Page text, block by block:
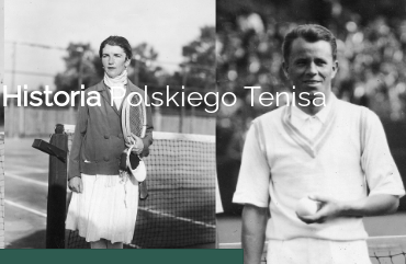
HistoriaPolskiego Tenisa